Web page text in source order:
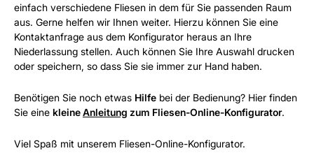
einfach verschiedene Fliesen in dem für Sie passenden Raum
aus. Gerne helfen wir Ihnen weiter. Hierzu können Sie eine
Kontaktanfrage aus dem Konfigurator heraus an Ihre
Niederlassung stellen. Auch können Sie Ihre Auswahl drucken
oder speichern, so dass Sie sie immer zur Hand haben.
Benötigen Sie noch etwas Hilfe bei der Bedienung? Hier finden
Sie eine kleineAnleitung zum Fliesen-Online-Konfigurator.
Viel Spaß mit unserem Fliesen-Online-Konfigurator.